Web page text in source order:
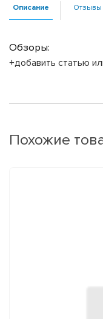
Описание Отзывы
Обзоры:
+добавить статью
Похожие